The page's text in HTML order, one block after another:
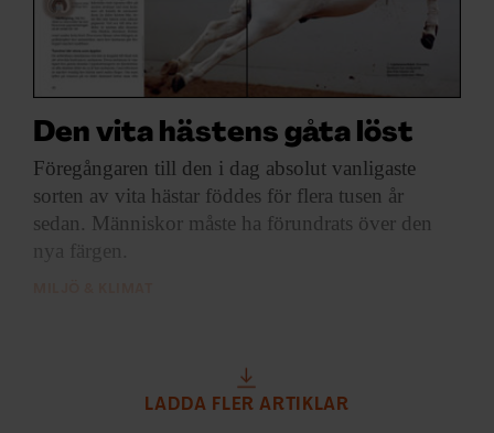
Den vita hästens gåta löst
Föregångaren till den i dag absolut vanligaste
sorten av vita hästar föddes för flera tusen år
sedan. Människor måste ha förundrats över den
LADDA FLER ARTIKLAR